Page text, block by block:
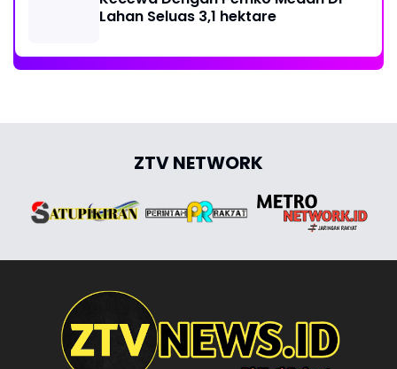
RedaksiAbout Disclaimer Privacy Policy Pedoman Media Siber